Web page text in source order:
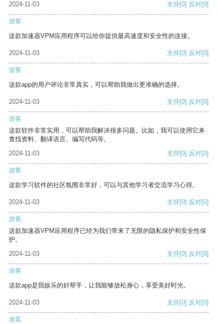
2024-11-03
支持[0] 反对[0]
游客
这款加速器VPM应用程序可以给你提供最高速度和安全性的连接。
2024-11-03 支持[0] 反对[0]
游客
这款app的用户评论非常真实，可以帮助我做出更准确的选择。
2024-11-03 支持[0] 反对[0]
游客
这款软件非常实用，可以帮助我解决很多问题。比如，我可以使用它来
查找资料、翻译语言、编写代码等。
2024-11-03
支持[0] 反对[0]
游客
这款学习软件的社区氛围非常好，可以与其他学习者交流学习心得。
2024-11-03 支持[0] 反对[0]
游客
这款加速器VPM应用程序已经为我们带来了无限的隐私保护和安全性保
护。
2024-11-03
支持[0] 反对[0]
游客
这款app是我娱乐的好帮手，让我能够放松身心，享受美好时光。
2024-11-03 支持[0] 反对[0]
游客